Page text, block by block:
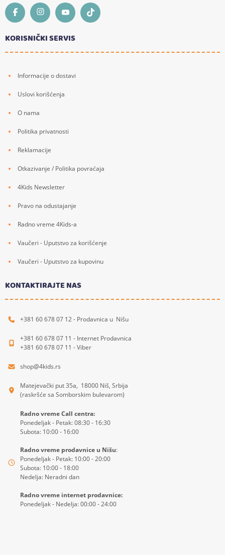
KORISNIČKI SERVIS
Informacije o dostavi
Uslovi korišćenja
O nama
Politika privatnosti
Reklamacije
Otkazivanje / Politika povraćaja
4Kids Newsletter
Pravo na odustajanje
Radno vreme 4Kids-a
Vaučeri - Uputstvo za korišćenje
Vaučeri - Uputstvo za kupovinu
KONTAKTIRAJTE NAS
+381 60 678 07 12 - Prodavnica u Nišu
+381 60 678 07 11 - Internet Prodavnica
+381 60 678 07 11 - Viber
shop@4kids.rs
Matejevački put 35a, 18000 Niš, Srbija
(raskršće sa Somborskim bulevarom)
Radno vreme Call centra:
Ponedeljak - Petak: 08:30 - 16:30
Subota: 10:00 - 16:00
Radno vreme prodavnice u Nišu:
Ponedeljak - Petak: 10:00 - 20:00
Subota: 10:00 - 18:00
Nedelja: Neradni dan
Radno vreme internet prodavnice:
Ponedeljak - Nedelja: 00:00 - 24:00